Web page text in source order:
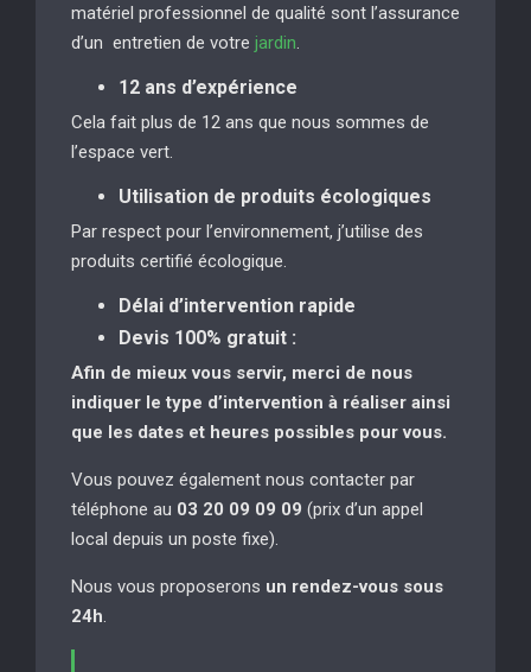
matériel professionnel de qualité sont l’assurance
d’un entretien de votre jardin
12 ans d’expérience
Cela fait plus de 12 ans que nous sommes de
l’espace vert.
Utilisation de produits écologiques
Par respect pour l’environnement, j’utilise des
produits certifié écologique.
Délai d’intervention rapide
Devis 100% gratuit :
Afin de mieux vous servir, merci de nous
indiquer le type d’intervention à réaliser ainsi
que les dates et heures possibles pour vous.
Vous pouvez également nous contacter par
téléphone au 03 20 09 09 09 (prix d’un appel
local depuis un poste fixe).
Nous vous proposerons un rendez-vous sous
24h